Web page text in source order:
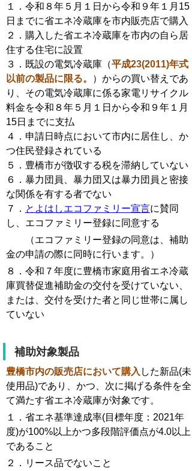
１．令和８年５月１日から令和９年１月15
日までに省エネ冷蔵庫を市内販売店で購入
２．購入した省エネ冷蔵庫を市内の自ら居
住する住宅に設置
３．既設の電気冷蔵庫（平成23(2011)年式
以前の製品に限る。
）からの買い替えであ
り、その電気冷蔵庫に係る家電リサイクル
料金を令和８年５月１日から令和９年１月
15日までに支払
４．申請日時点において市内に居住し、か
つ住民登録されている
５．豊橋市が徴収する税を滞納していない
６．暴力団員、暴力団又は暴力団員と密接
な関係を有する者でない
７． とよはしエコファミリー宣言に賛同
し、エコファミリー登録に同意する
（エコファミリー登録の同意は、補助
金の申請の際に同時に行います。）
８．令和７年度に豊橋市家庭用省エネ冷蔵
庫買替促進補助金の交付を受けていない、
または、交付を受けた者と同じ世帯に属し
ていない
補助対象製品
豊橋市内の販売店において購入 した新品(未
使用品)であり、かつ、次に掲げる条件を全
て満たす省エネ冷蔵庫が対象です。
１． 省エネ基準達成率(目標年度：2021年
度)が100%以上かつ多段階評価点が4.0以上
であること
２．リース品でないこと